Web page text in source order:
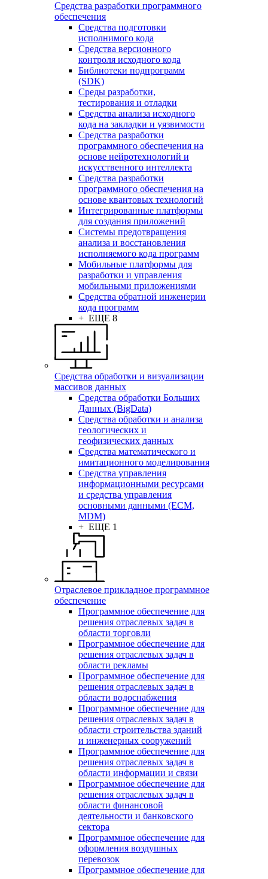
Средства разработки программного
обеспечения
Средства подготовки
исполнимого кода
Средства версионного
контроля исходного кода
Библиотеки подпрограмм
(SDK)
Среды разработки,
тестирования и отладки
Средства анализа исходного
кода на закладки и уязвимости
Средства разработки
программного обеспечения на
основе нейротехнологий и
искусственного интеллекта
Средства разработки
программного обеспечения на
основе квантовых технологий
Интегрированные платформы
для создания приложений
Системы предотвращения
анализа и восстановления
исполняемого кода программ
Мобильные платформы для
разработки и управления
мобильными приложениями
Средства обратной инженерии
кода программ
+ ЕЩЕ 8
Средства обработки и визуализации
массивов данных
Средства обработки Больших
Данных (BigData)
Средства обработки и анализа
геологических и
геофизических данных
Средства математического и
имитационного моделирования
Средства управления
информационными ресурсами
и средства управления
основными данными (ECM,
MDM)
+ ЕЩЕ 1
Отраслевое прикладное программное
обеспечение
Программное обеспечение для
решения отраслевых задач в
области торговли
Программное обеспечение для
решения отраслевых задач в
области рекламы
Программное обеспечение для
решения отраслевых задач в
области водоснабжения
Программное обеспечение для
решения отраслевых задач в
области строительства зданий
и инженерных сооружений
Программное обеспечение для
решения отраслевых задач в
области информации и связи
Программное обеспечение для
решения отраслевых задач в
области финансовой
деятельности и банковского
сектора
Программное обеспечение для
оформления воздушных
перевозок
Программное обеспечение для